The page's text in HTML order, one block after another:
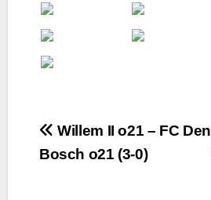
Bericht
navigatie
Willem II o21 – FC Den
Bosch o21 (3-0)